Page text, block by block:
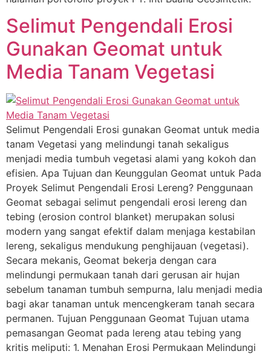
Selimut Pengendali Erosi
Gunakan Geomat untuk
Media Tanam Vegetasi
Selimut Pengendali Erosi gunakan Geomat untuk media
tanam Vegetasi yang melindungi tanah sekaligus
menjadi media tumbuh vegetasi alami yang kokoh dan
efisien. Apa Tujuan dan Keunggulan Geomat untuk Pada
Proyek Selimut Pengendali Erosi Lereng? Penggunaan
Geomat sebagai selimut pengendali erosi lereng dan
tebing (erosion control blanket) merupakan solusi
modern yang sangat efektif dalam menjaga kestabilan
lereng, sekaligus mendukung penghijauan (vegetasi).
Secara mekanis, Geomat bekerja dengan cara
melindungi permukaan tanah dari gerusan air hujan
sebelum tanaman tumbuh sempurna, lalu menjadi media
bagi akar tanaman untuk mencengkeram tanah secara
permanen. Tujuan Penggunaan Geomat Tujuan utama
pemasangan Geomat pada lereng atau tebing yang
kritis meliputi: 1. Menahan Erosi Permukaan Melindungi